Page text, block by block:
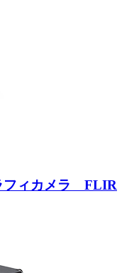
フィカメラ FLIR